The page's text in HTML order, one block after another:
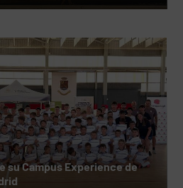
su Campus Experience de